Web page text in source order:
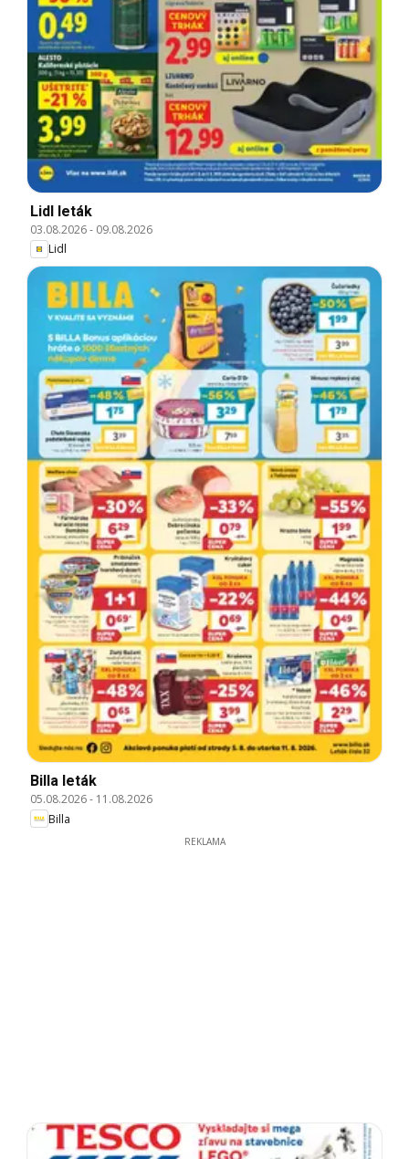
Lidl leták
03.08.2026- 09.08.2026
Lidl
Billa leták
05.08.2026- 11.08.2026
Billa
REKLAMA